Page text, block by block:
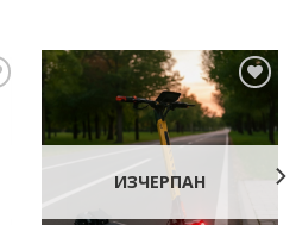
Add to
ИЗЧЕРПАН